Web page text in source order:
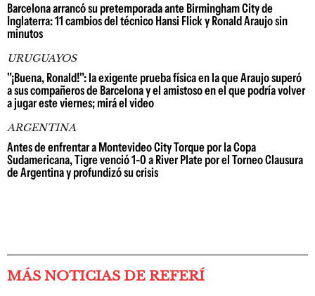
Barcelona arrancó su pretemporada ante Birmingham City de
Inglaterra: 11 cambios del técnico Hansi Flick y Ronald Araujo sin
minutos
URUGUAYOS
"¡Buena, Ronald!": la exigente prueba física en la que Araujo superó
a sus compañeros de Barcelona y el amistoso en el que podría volver
a jugar este viernes; mirá el video
ARGENTINA
Antes de enfrentar a Montevideo City Torque por la Copa
Sudamericana, Tigre venció 1-0 a River Plate por el Torneo Clausura
de Argentina y profundizó su crisis
MÁS NOTICIAS DE REFERÍ